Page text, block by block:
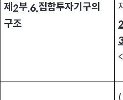
제 2부.6.집합투자기구의
구조
<